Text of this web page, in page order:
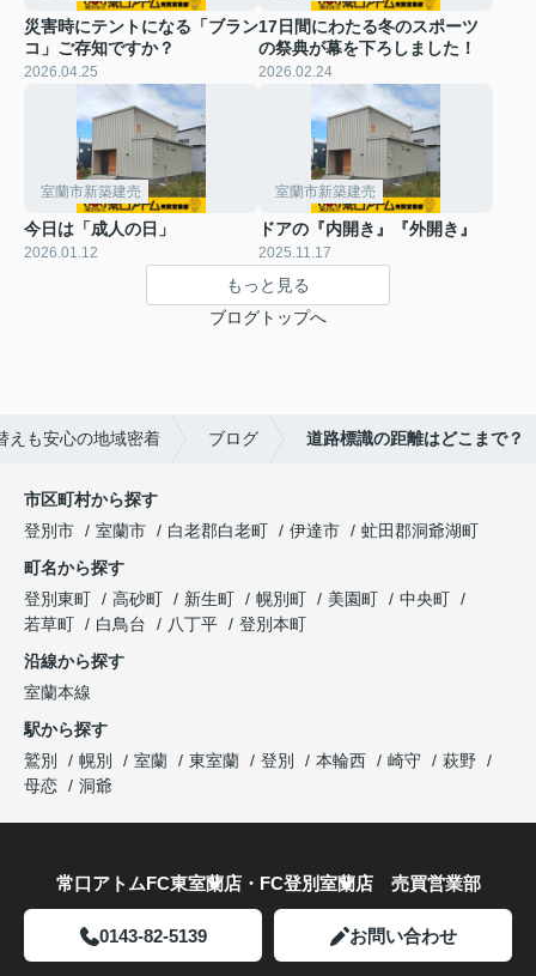
災害時にテントになる「ブラン
コ」ご存知ですか？
2026.04.25
17日間にわたる冬のスポーツ
の祭典が幕を下ろしました！
2026.02.24
室蘭市新築建売
今日は「成人の日」
2026.01.12
室蘭市新築建売
ドアの『内開き』『外開き』
2025.11.17
もっと見る
ブログトップへ
えも安心の地域密着 ブログ 道路標識の距離はどこまで？
市区町村から探す
登別市
室蘭市 白老郡白老町 伊達市
虻田郡洞爺湖町
町名から探す
登別東町
高砂町 新生町 幌別町 美園町
中央町
若草町
白鳥台 八丁平
登別本町
沿線から探す
室蘭本線
駅から探す
鷲別
幌別 室蘭 東室蘭 登別 本輪西 崎守
萩野
母恋
洞爺
常口アトムFC東室蘭店・FC登別室蘭店 売買営業部
0143-82-5139 お問い合わせ